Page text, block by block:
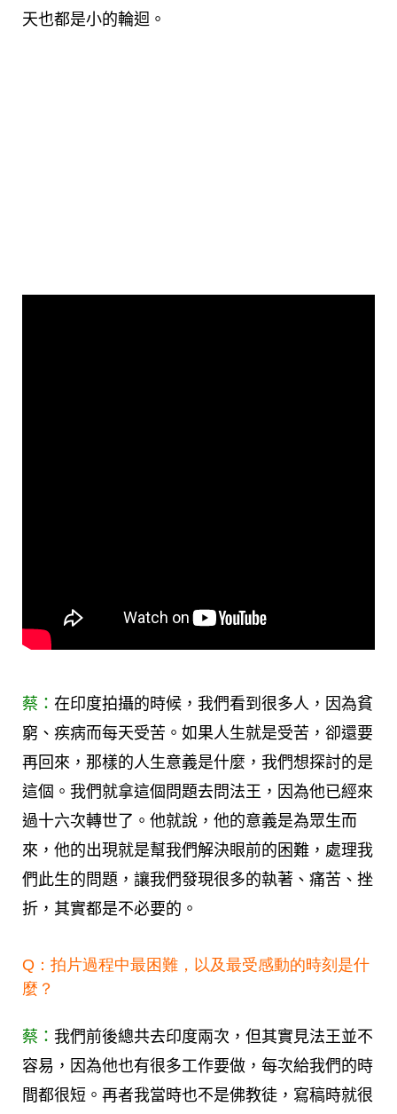
天也都是小的輪迴。
蔡： 在印度拍攝的時候，我們看到很多人，因為貧
窮、疾病而每天受苦。如果人生就是受苦，卻還要
再回來，那樣的人生意義是什麼，我們想探討的是
這個。我們就拿這個問題去問法王，因為他已經來
過十六次轉世了。他就說，他的意義是為眾生而
來，他的出現就是幫我們解決眼前的困難，處理我
們此生的問題，讓我們發現很多的執著、痛苦、挫
折，其實都是不必要的。
Q：拍片過程中最困難，以及最受感動的時刻是什
麼？
蔡： 我們前後總共去印度兩次，但其實見法王並不
容易，因為他也有很多工作要做，每次給我們的時
間都很短。再者我當時也不是佛教徒，寫稿時就很